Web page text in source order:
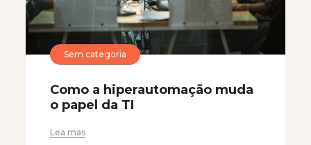
Sem categoria
Como a hiperautomação muda
o papel da TI
Lea mas